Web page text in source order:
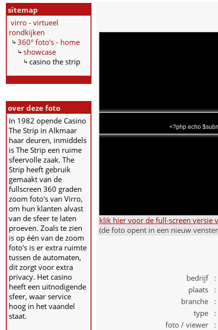
sitemap
virro - virtueel
rondkijken
360° foto's - home
showcase
casino the strip
over deze foto
In 1982 opende Casino
The Strip in Alkmaar
haar deuren, inmiddels
is The Strip een ruime
sfeervolle zaak. The
Strip heeft gebruik
gemaakt van de
fullscreen 360 graden
zoom foto's van Virro,
om hun klanten alvast
van de sfeer te laten
proeven. Zoals te zien
is op één van de zoom
foto's is er extra ruimte
tussen de automaten,
dit zorgt voor extra
privacy. Het casino
heeft een uitnodigende
sfeer, waar service
hoog in het vaandel
staat.
<?php echo
klik hier voor de full-screen versie
(de foto opent in een nieuw
bedrijf :
plaats :
branche :
type :
foto / viewer :